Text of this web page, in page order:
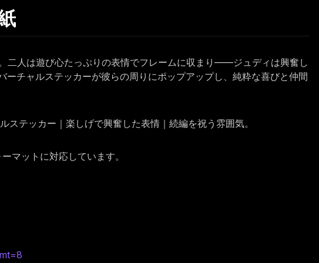
二人は遊び心たっぷりの表情でフレームに収まり——ジュディは興奮し
チャルステッカーが彼らの周りにポップアップし、純粋な喜びと仲間
テッカー｜楽しげで興奮した表情｜続編を祝う雰囲気。
マットに対応しています。